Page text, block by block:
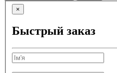
×
Быстрый заказ